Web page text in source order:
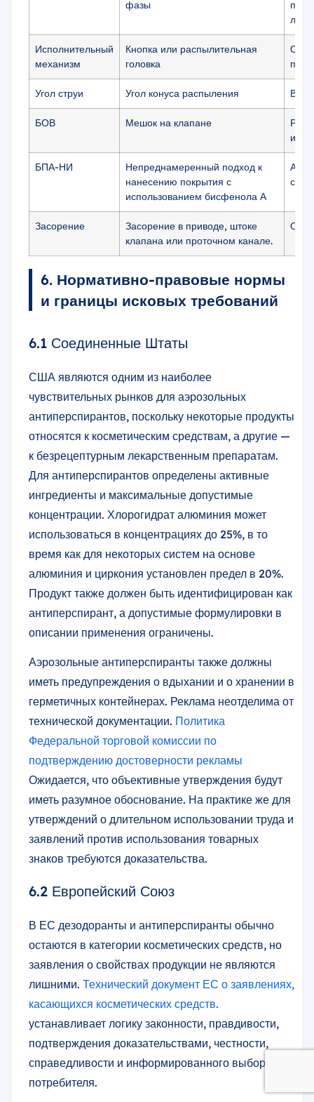
фазы
Исполнительный
механизм
Кнопка или распылительная
головка
Угол струи Угол конуса распыления
БОВ Мешок на клапане
БПА-НИ
Непреднамеренный подход к
нанесению покрытия с
использованием бисфенола А
Засорение
Засорение в приводе, штоке
клапана или проточном канале.
6. Нормативно-правовые нормы
и границы исковых требований
6.1 Соединенные Штаты
США являются одним из наиболее
чувствительных рынков для аэрозольных
антиперспирантов, поскольку некоторые продукты
относятся к косметическим средствам, а другие —
к безрецептурным лекарственным препаратам.
Для антиперспирантов определены активные
ингредиенты и максимальные допустимые
концентрации. Хлорогидрат алюминия может
использоваться в концентрациях до 25%, в то
время как для некоторых систем на основе
алюминия и циркония установлен предел в 20%.
Продукт также должен быть идентифицирован как
антиперспирант, а допустимые формулировки в
описании применения ограничены.
Аэрозольные антиперспиранты также должны
иметь предупреждения о вдыхании и о хранении в
герметичных контейнерах. Реклама неотделима от
технической документации. Политика
Федеральной торговой комиссии по
подтверждению достоверности рекламы
Ожидается, что объективные утверждения будут
иметь разумное обоснование. На практике же для
утверждений о длительном использовании труда и
заявлений против использования товарных
знаков требуются доказательства.
6.2 Европейский Союз
В ЕС дезодоранты и антиперспиранты обычно
остаются в категории косметических средств, но
заявления о свойствах продукции не являются
лишними. Технический документ ЕС о заявлениях,
касающихся косметических средств.
устанавливает логику законности, правдивости,
подтверждения доказательствами, честности,
справедливости и информированного выбора
потребителя.